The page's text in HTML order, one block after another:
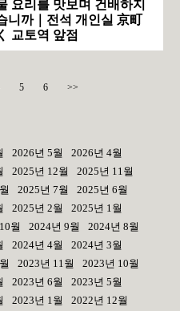
요리를 맛보며 건배하지
니까｜전석 개인실 京町
교토역 앞점
5 6 >>
2026년 5월
2026년 4월
2025년 12월
2025년 11월
2025년 7월
2025년 6월
2025년 2월
2025년 1월
월 2024년 9월
2024년 8월
2024년 4월
2024년 3월
2023년 11월
2023년 10월
2023년 6월
2023년 5월
2023년 1월
2022년 12월